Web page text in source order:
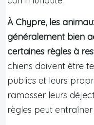
À Chypre, les
généralement bien
certaines règles à
chiens doivent être
publics et leurs
ramasser leurs
règles peut